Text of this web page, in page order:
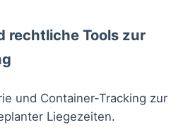
rechtliche Tools zur
und Container-Tracking zur
Liegezeiten.